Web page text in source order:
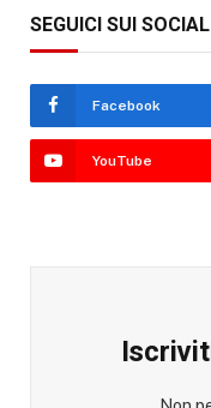
SEGUICI SUI SOCIAL
Facebook
YouTube